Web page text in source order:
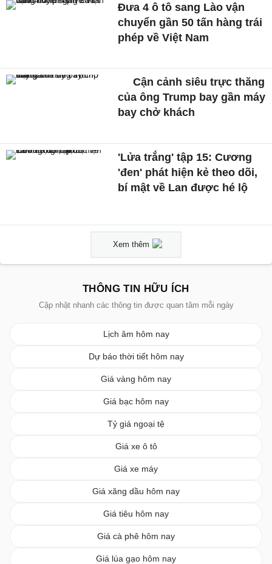
Đưa 4 ô tô sang Lào vận
chuyển gần 50 tấn hàng trái
phép về Việt Nam
Cận cảnh siêu trực thăng
của ông Trump bay gần máy
bay chở khách
'Lửa trắng' tập 15: Cương
'đen' phát hiện kẻ theo dõi,
bí mật về Lan được hé lộ
Xem thêm
THÔNG TIN HỮU ÍCH
Cập nhật nhanh các thông tin được quan tâm mỗi ngày
Lịch âm hôm nay
Dự báo thời tiết hôm nay
Giá vàng hôm nay
Giá bạc hôm nay
Tỷ giá ngoại tệ
Giá xe ô tô
Giá xe máy
Giá xăng dầu hôm nay
Giá tiêu hôm nay
Giá cà phê hôm nay
Giá lúa gạo hôm nay